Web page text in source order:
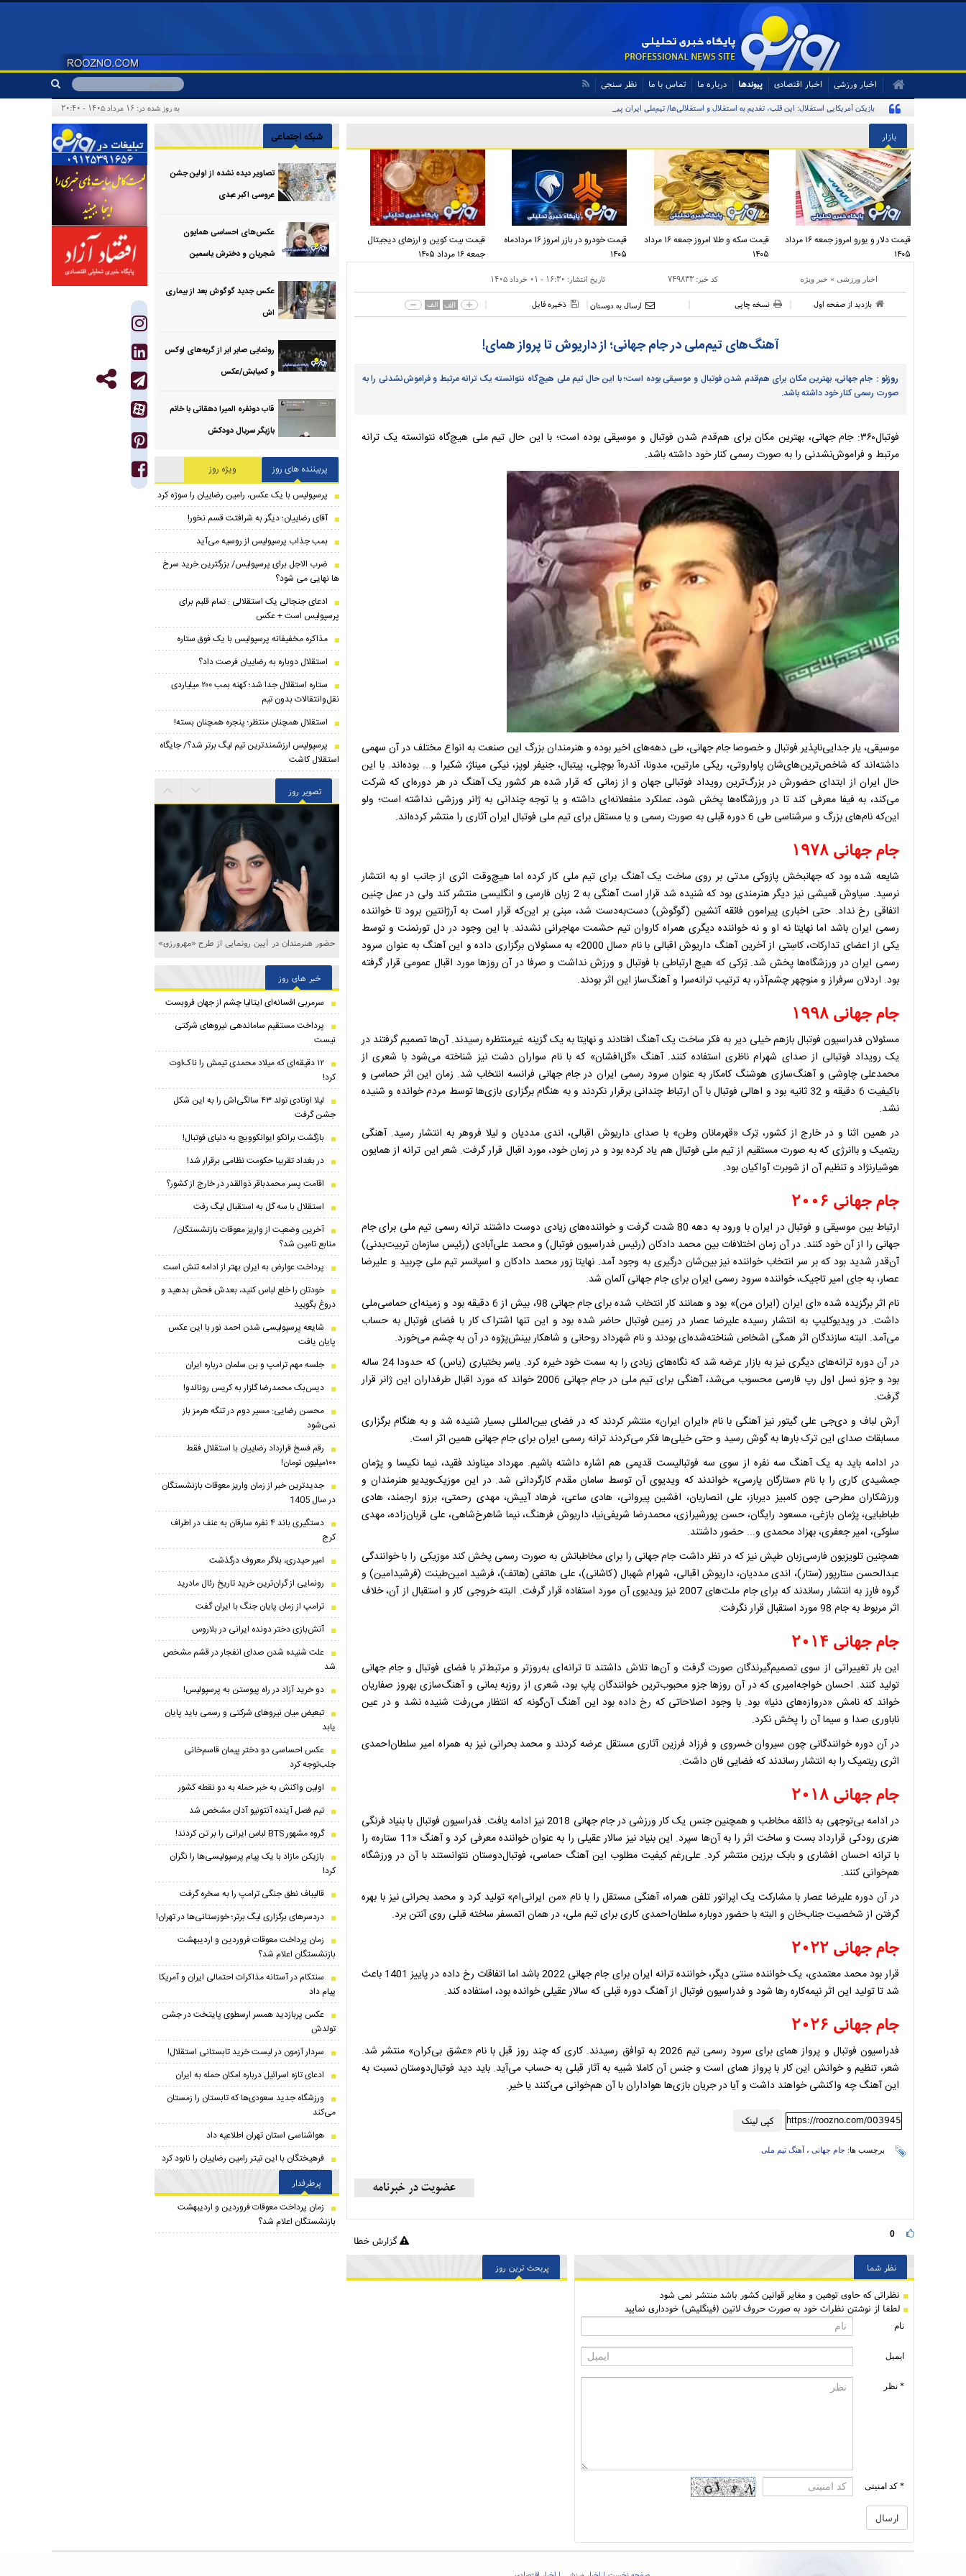
اخبار ورزشی اخبار اقتصادی پیوندها درباره ما تماس با ما نظر سنجی
بازیکن آمریکایی استقلال: این قلب، تقدیم به استقلال و استقلالی‌ها/ تیم‌ملی ایران پیشنهاد بدهد قبول می‌کنم به روز شده در: ۱۶ مرداد ۱۴۰۵ - ۲۰:۴۰
بازار
قیمت دلار و یورو امروز جمعه ۱۶ مرداد
۱۴۰۵
قیمت سکه و طلا امروز جمعه ۱۶ مرداد
۱۴۰۵
قیمت خودرو در بازر امروز ۱۶ مردادماه
۱۴۰۵
قیمت بیت کوین و ارز‌های دیجیتال
جمعه ۱۶ مرداد ۱۴۰۵
اخبار ورزشی » خبر ویژه کد خبر:۷۴۹۸۳۳ تاریخ انتشار: ۱۶:۳۰ - ۰۱ خرداد ۱۴۰۵
بازدید از صفحه اول نسخه چاپی ارسال به دوستان ذخیره فایل الف الف
آهنگ‌های تیم‌ملی در جام جهانی؛ از داریوش تا پرواز همای!
روزنو : جام جهانی، بهترین مکان برای هم‌قدم شدن فوتبال و موسیقی بوده است؛ با این حال تیم ملی هیچ‌گاه نتوانسته یک ترانه مرتبط و فراموش‌نشدنی را به
صورت رسمی کنار خود داشته باشد.
فوتبال‌۳۶۰: جام جهانی، بهترین مکان برای هم‌قدم شدن فوتبال و موسیقی بوده است؛ با این حال تیم ملی هیچ‌گاه نتوانسته یک ترانه
مرتبط و فراموش‌نشدنی را به صورت رسمی کنار خود داشته باشد.
موسیقی، یار جدایی‌ناپذیر فوتبال و خصوصا جام جهانی، طی دهه‌های اخیر بوده و هنرمندان بزرگ این صنعت به انواع مختلف در آن سهمی
داشته‌اند که شاخص‌ترین‌های‌شان پاواروتی، ریکی مارتین، مدونا، آندره‌آ بوچلی، پیتبال، جنیفر لوپز، نیکی میناژ، شکیرا و... بوده‌اند. با این
حال ایران از ابتدای حضورش در بزرگ‌ترین رویداد فوتبالی جهان و از زمانی که قرار شده هر کشور یک آهنگ در هر دوره‌ای که شرکت
می‌کند، به فیفا معرفی کند تا در ورزشگاه‌ها پخش شود، عملکرد منفعلانه‌ای داشته و یا توجه چندانی به ژانر ورزشی نداشته است؛ ولو
این‌که نام‌های بزرگ و سرشناسی طی 6 دوره قبلی به صورت رسمی و یا مستقل برای تیم ملی فوتبال ایران آثاری را منتشر کرده‌اند.
جام جهانی ۱۹۷۸
شایعه شده بود که جهانبخش پازوکی مدتی بر روی ساخت یک آهنگ برای تیم ملی کار کرده اما هیچ‌وقت اثری از جانب او به انتشار
نرسید. سیاوش قمیشی نیز دیگر هنرمندی بود که شنیده شد قرار است آهنگی به 2 زبان فارسی و انگلیسی منتشر کند ولی در عمل چنین
اتفاقی رخ نداد. حتی اخباری پیرامون فائقه آتشین (گوگوش) دست‌به‌دست شد، مبنی بر این‌که قرار است به آرژانتین برود تا خواننده
رسمی ایران باشد اما نهایتا نه او و نه خواننده دیگری همراه کاروان تیم حشمت مهاجرانی نشدند. با این وجود در دل تورنمنت و توسط
یکی از اعضای تدارکات، کاسِتی از آخرین آهنگ داریوش اقبالی با نام «سال 2000» به مسئولان برگزاری داده و این آهنگ به عنوان سرود
رسمی ایران در ورزشگاه‌ها پخش شد. تِرَکی که هیچ ارتباطی با فوتبال و ورزش نداشت و صرفا در آن روزها مورد اقبال عمومی قرار گرفته
بود. اردلان سرفراز و منوچهر چشم‌آذر، به ترتیب ترانه‌سرا و آهنگ‌ساز این اثر بودند.
جام جهانی ۱۹۹۸
مسئولان فدراسیون فوتبال بازهم خیلی دیر به فکر ساخت یک آهنگ افتادند و نهایتا به یک گزینه غیرمنتظره رسیدند. آن‌ها تصمیم گرفتند در
یک رویداد فوتبالی از صدای شهرام ناظری استفاده کنند. آهنگ «گل‌افشان» که با نام سواران دشت نیز شناخته می‌شود با شعری از
محمدعلی چاوشی و آهنگ‌سازی هوشنگ کامکار به عنوان سرود رسمی ایران در جام جهانی فرانسه انتخاب شد. زمان این اثر حماسی و
باکیفیت 6 دقیقه و 32 ثانیه بود و اهالی فوتبال با آن ارتباط چندانی برقرار نکردند و به هنگام برگزاری بازی‌ها توسط مردم خوانده و شنیده
نشد.
در همین اثنا و در خارج از کشور، تِرک «قهرمانان وطن» با صدای داریوش اقبالی، اندی مددیان و لیلا فروهر به انتشار رسید. آهنگی
ریتمیک و باانرژی که به صورت مستقیم از تیم ملی فوتبال هم یاد کرده بود و در زمان خود، مورد اقبال قرار گرفت. شعر این ترانه از همایون
هوشیارنژاد و تنظیم آن از شوبرت آواکیان بود.
جام جهانی ۲۰۰۶
ارتباط بین موسیقی و فوتبال در ایران با ورود به دهه 80 شدت گرفت و خواننده‌های زیادی دوست داشتند ترانه رسمی تیم ملی برای جام
جهانی را از آن خود کنند. در آن زمان اختلافات بین محمد دادکان (رئیس فدراسیون فوتبال) و محمد علی‌آبادی (رئیس سازمان تربیت‌بدنی)
آن‌قدر شدید بود که بر سر انتخاب خواننده نیز بین‌شان درگیری به وجود آمد. نهایتا زور محمد دادکان و اسپانسر تیم ملی چربید و علیرضا
عصار، به جای امیر تاجیک، خواننده سرود رسمی ایران برای جام جهانی آلمان شد.
نام اثر برگزیده شده «ای ایران (ایران من)» بود و همانند کار انتخاب شده برای جام جهانی 98، بیش از 6 دقیقه بود و زمینه‌ای حماسی‌ملی
داشت. در ویدیوکلیپ به انتشار رسیده علیرضا عصار در زمین فوتبال حاضر شده بود و این تنها اشتراک کار با فضای فوتبال به حساب
می‌آمد. البته سازندگان اثر همگی اشخاص شناخته‌شده‌ای بودند و نام شهرداد روحانی و شاهکار بینش‌پژوه در آن به چشم می‌خورد.
در آن دوره ترانه‌های دیگری نیز به بازار عرضه شد که نگاه‌های زیادی را به سمت خود خیره کرد. یاسر بختیاری (یاس) که حدودا 24 ساله
بود و جزو نسل اول رپ فارسی محسوب می‌شد، آهنگی برای تیم ملی در جام جهانی 2006 خواند که مورد اقبال طرفداران این ژانر قرار
گرفت.
آرش لباف و دی‌جی علی گیتور نیز آهنگی با نام «ایران ایران» منتشر کردند که در فضای بین‌المللی بسیار شنیده شد و به هنگام برگزاری
مسابقات صدای این ترک بارها به گوش رسید و حتی خیلی‌ها فکر می‌کردند ترانه رسمی ایران برای جام جهانی همین اثر است.
در ادامه باید به یک آهنگ سه نفره از سوی سه فوتبالیست قدیمی هم اشاره داشته باشیم. مهرداد میناوند فقید، نیما نکیسا و پژمان
جمشیدی کاری را با نام «ستارگان پارسی» خواندند که ویدیوی آن توسط سامان مقدم کارگردانی شد. در این موزیک‌ویدیو هنرمندان و
ورزشکاران مطرحی چون کامبیز دیرباز، علی انصاریان، افشین پیروانی، هادی ساعی، فرهاد آییش، مهدی رحمتی، برزو ارجمند، هادی
طباطبایی، پژمان بازغی، مسعود رایگان، حسن پورشیرازی، محمدرضا شریفی‌نیا، داریوش فرهنگ، نیما شاهرخ‌شاهی، علی قربان‌زاده، مهدی
سلوکی، امیر جعفری، بهزاد محمدی و... حضور داشتند.
همچنین تلویزیون فارسی‌زبان طپش نیز که در نظر داشت جام جهانی را برای مخاطبانش به صورت رسمی پخش کند موزیکی را با خوانندگی
عبدالحسن ستارپور (ستار)، اندی مددیان، داریوش اقبالی، شهرام شهبال (کاشانی)، علی هاتفی (هاتف)، فرشید امین‌طینت (فرشیدامین) و
گروه فارِز به انتشار رساندند که برای جام ملت‌های 2007 نیز ویدیوی آن مورد استفاده قرار گرفت. البته خروجی کار و استقبال از آن، خلاف
اثر مربوط به جام 98 مورد استقبال قرار نگرفت.
جام جهانی ۲۰۱۴
این بار تغییراتی از سوی تصمیم‌گیرندگان صورت گرفت و آن‌ها تلاش داشتند تا ترانه‌ای به‌روزتر و مرتبط‌تر با فضای فوتبال و جام جهانی
تولید کنند. احسان خواجه‌امیری که در آن روزها جزو محبوب‌ترین خوانندگان پاپ بود، شعری از روزبه بمانی و آهنگ‌سازی بهروز صفاریان
خواند که نامش «دروازه‌های دنیا» بود. با وجود اصلاحاتی که رخ داده بود این آهنگ آن‌گونه که انتظار می‌رفت شنیده نشد و در عین
ناباوری صدا و سیما آن را پخش نکرد.
در آن دوره خوانندگانی چون سیروان خسروی و فرزاد فرزین آثاری مستقل عرضه کردند و محمد بحرانی نیز به همراه امیر سلطان‌احمدی
اثری ریتمیک را به انتشار رساندند که فضایی فان داشت.
جام جهانی ۲۰۱۸
در ادامه بی‌توجهی به ذائقه مخاطب و همچنین جنس یک کار ورزشی در جام جهانی 2018 نیز ادامه یافت. فدراسیون فوتبال با بنیاد فرنگی
هنری رودکی قرارداد بست و ساخت اثر را به آن‌ها سپرد. این بنیاد نیز سالار عقیلی را به عنوان خواننده معرفی کرد و آهنگ «11 ستاره» را
با ترانه احسان افشاری و بابک برزین منتشر کرد. علی‌رغم کیفیت مطلوب این آهنگ حماسی، فوتبال‌دوستان نتوانستند با آن در ورزشگاه
هم‌خوانی کنند.
در آن دوره علیرضا عصار با مشارکت یک اپراتور تلفن همراه، آهنگی مستقل را با نام «من ایرانی‌ام» تولید کرد و محمد بحرانی نیز با بهره
گرفتن از شخصیت جناب‌خان و البته با حضور دوباره سلطان‌احمدی کاری برای تیم ملی، در همان اتمسفر ساخته قبلی روی آنتن برد.
جام جهانی ۲۰۲۲
قرار بود محمد معتمدی، یک خواننده سنتی دیگر، خواننده ترانه ایران برای جام جهانی 2022 باشد اما اتفاقات رخ داده در پاییز 1401 باعث
شد تا تولید این اثر نیمه‌کاره رها شود و فدراسیون فوتبال از آهنگ دوره قبلی که سالار عقیلی خوانده بود، استفاده کند.
جام جهانی ۲۰۲۶
فدراسیون فوتبال و پرواز همای برای سرود رسمی تیم 2026 به توافق رسیدند. کاری که چند روز قبل با نام «عشق بی‌کران» منتشر شد.
شعر، تنظیم و خوانش این کار با پرواز همای است و جنس آن کاملا شبیه به آثار قبلی به حساب می‌آید. باید دید فوتبال‌دوستان نسبت به
این آهنگ چه واکنشی خواهند داشت و آیا در جریان بازی‌ها هواداران با آن هم‌خوانی می‌کنند یا خیر.
کپی لینک https://roozno.com/003945
برچسب ها: جام جهانی ، آهنگ تیم ملی
0 گزارش خطا
نظر شما
نظراتی كه حاوی توهین و مغایر قوانین کشور باشد منتشر نمی شود
لطفا از نوشتن نظرات خود به صورت حروف لاتین (فینگلیش) خودداری نمایید
نام
ایمیل
* نظر
* کد امنیتی
پربحث ترین روز
شبکه اجتماعی
تصاویر دیده نشده از اولین جشن
عروسی اکبر عبدی
عکس‌های احساسی همایون
شجریان و دخترش یاسمین
عکس جدید گوگوش بعد از بیماری
اش
رونمایی صابر ابر از گربه‌های لوکس
و کمیابش/عکس
قاب دونفره المیرا دهقانی با خانم
بازیگر سریال دودکش
پربیننده های روز
ویژه روز
پرسپولیس با یک عکس، رامین رضاییان را سوژه کرد
آقای رضاییان؛ دیگر به شرافتت قسم نخور!
بمب جذاب پرسپولیس از روسیه می‌آید
ضرب الاجل برای پرسپولیس/ بزرگترین خرید سرخ
ها نهایی می شود؟
ادعای جنجالی یک استقلالی : تمام قلبم برای
پرسپولیس است + عکس
مذاکره مخفیفانه پرسپولیس با یک فوق ستاره
استقلال دوباره به رضاییان فرصت داد؟
ستاره استقلال جدا شد؛ کهنه بمب ۲۰۰ میلیاردی
نقل‌وانتقالات بدون تیم
استقلال همچنان منتظر؛ پنجره همچنان بسته!
پرسپولیس ارزشمندترین تیم لیگ برتر شد؟/ جایگاه
استقلال کاشت
تصویر روز
حاشیه‌های خاکسپاری اکبر عبدی در قطعه هنرمندان
خبر های روز
سرمربی افسانه‌ای ایتالیا چشم از جهان فروبست
پرداخت مستقیم ساماندهی نیروهای شرکتی
نیست
۱۲ دقیقه‌ای که میلاد محمدی تیمش را ناک‌اوت
کرد!
لیلا اوتادی تولد ۴۳ سالگی‌اش را به این شکل
جشن گرفت
بازگشت برانکو ایوانکوویچ به دنیای فوتبال!
در بغداد تقریبا حکومت نظامی برقرار شد!
اقامت پسر محمدباقر ذوالقدر در خارج از کشور؟
استقلال با سه گل به استقبال لیگ رفت
آخرین وضعیت از واریز معوقات بازنشستگان/
منابع تامین شد؟
پرداخت عوارض به ایران بهتر از ادامه تنش است
خودتان را خلع لباس کنید، بعدش فحش بدهید و
دروغ بگویید
شایعه پرسپولیسی شدن احمد نور با این عکس
پایان یافت
جلسه مهم ترامپ و بن سلمان درباره ایران
دیس‌بک محمدرضا گلزار به کریس رونالدو!
محسن رضایی: مسیر دوم در تنگه هرمز باز
نمی‌شود
رقم فسخ قرارداد رضاییان با استقلال فقط
۱۰۰میلیون تومان!
جدیدترین خبر از زمان واریز معوقات بازنشستگان
در سال 1405
دستگیری باند ۴ نفره سارقان به عنف در اطراف
کرج
امیر حیدری، بلاگر معروف درگذشت
رونمایی از گران‌ترین خرید تاریخ رئال مادرید
ترامپ از زمان پایان جنگ با ایران گفت
آتش‌بازی دختر دونده ایرانی در بلاروس
علت شنیده شدن صدای انفجار در قشم مشخص
شد
دو خرید آزاد در راه پیوستن به پرسپولیس!
تبعیض میان نیروهای شرکتی و رسمی باید پایان
یابد
عکس احساسی دو دختر پیمان‌ قاسم‌خانی
جلب‌توجه کرد
اولین واکنش به خبر حمله به دو نقطه کشور
تیم فصل آینده آنتونیو آدان مشخص شد
گروه مشهور BTS لباس ایرانی را بر تن کردند!
بازیکن مازاد با یک پیام پرسپولیسی‌ها را نگران
کرد!
قالیباف نطق جنگی ترامپ را به سخره گرفت
دردسرهای برگزاری لیگ برتر؛ خوزستانی‌ها در تهران!
زمان پرداخت معوقات فروردین و اردیبهشت
بازنشستگان اعلام شد؟
سنتکام در آستانه مذاکرات احتمالی ایران و آمریکا
پیام داد
عکس پربازدید همسر ارسطوی پایتخت در جشن
تولدش
سردار آزمون در لیست خرید تابستانی استقلال!
ادعای تازه اسرائیل درباره امکان حمله به ایران
ورزشگاه جدید سعودی‌ها که تابستان را زمستان
می‌کند
هواشناسی استان تهران اطلاعیه داد
فرهیختگان با این تیتر رامین رضاییان را نابود کرد
پرطرفدار
زمان پرداخت معوقات فروردین و اردیبهشت
بازنشستگان اعلام شد؟